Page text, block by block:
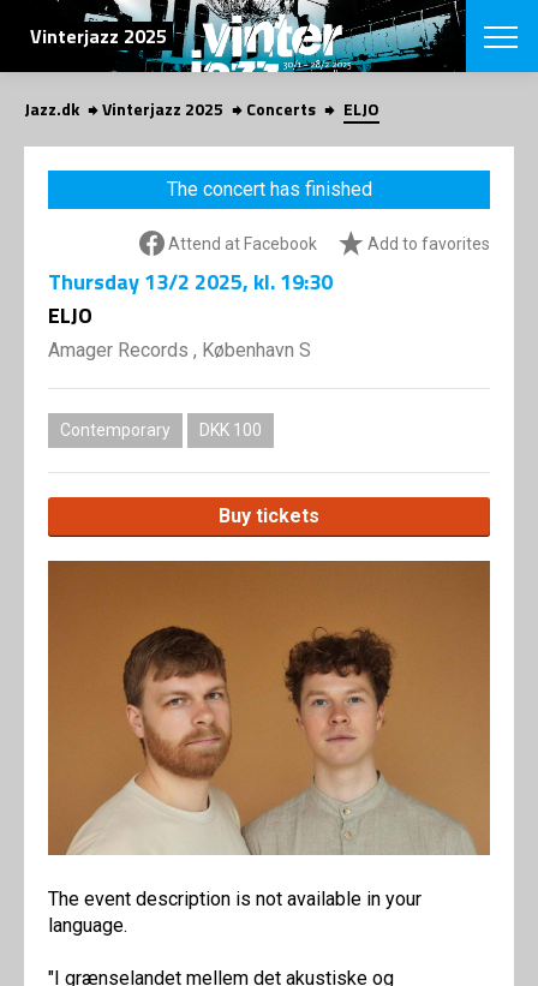
SEARCH
Vinterjazz 2025
CHOOSE
COPENHAGEN
Concerts
Contributors
SHOP
Jazz.dk Vinterjazz 2025 Concerts ELJO
The concert has finished
Attend at Facebook Add to favorites
Thursday13/2 2025, kl. 19:30
ELJO
Amager Records , København S
Contemporary DKK 100
Buy tickets
The event description is not available in your
language.
"I grænselandet mellem det akustiske og